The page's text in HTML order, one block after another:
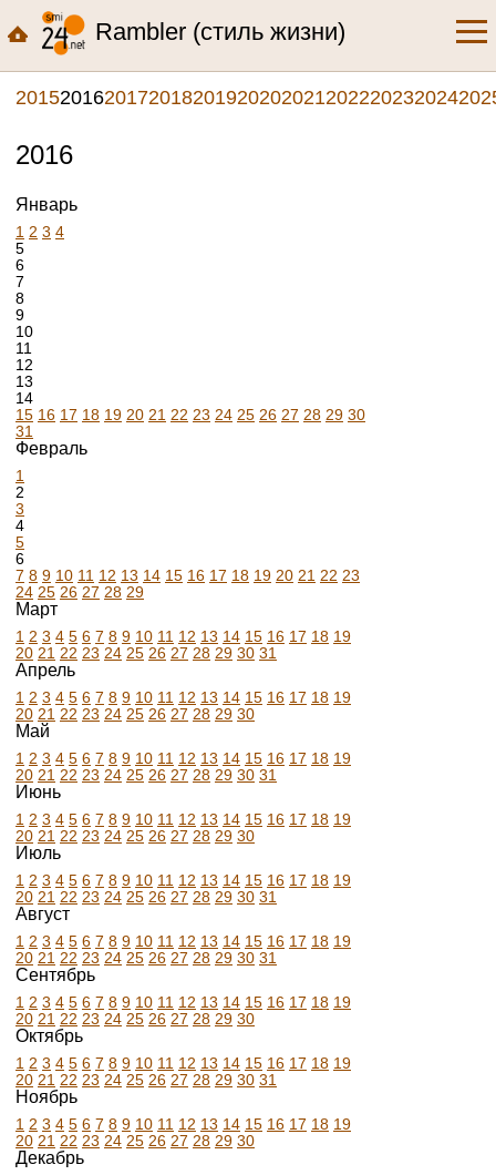
Rambler (стиль жизни)
2015201620172018201920202021202220232024
2016
Январь
1 2 3 4
5
6
7
8
9
10
11
12
13
14
15 16 17 18 19 20 21 22 23 24 25 26 27 28 29 30
31
Февраль
1
2
3
4
5
6
7 8 9 10 11 12 13 14 15 16 17 18 19 20 21 22 23
24 25 26 27 28 29
Март
1 2 3 4 5 6 7 8 9 10 11 12 13 14 15 16 17 18 19
20 21 22 23 24 25 26 27 28 29 30 31
Апрель
1 2 3 4 5 6 7 8 9 10 11 12 13 14 15 16 17 18 19
20 21 22 23 24 25 26 27 28 29 30
Май
1 2 3 4 5 6 7 8 9 10 11 12 13 14 15 16 17 18 19
20 21 22 23 24 25 26 27 28 29 30 31
Июнь
1 2 3 4 5 6 7 8 9 10 11 12 13 14 15 16 17 18 19
20 21 22 23 24 25 26 27 28 29 30
Июль
1 2 3 4 5 6 7 8 9 10 11 12 13 14 15 16 17 18 19
20 21 22 23 24 25 26 27 28 29 30 31
Август
1 2 3 4 5 6 7 8 9 10 11 12 13 14 15 16 17 18 19
20 21 22 23 24 25 26 27 28 29 30 31
Сентябрь
1 2 3 4 5 6 7 8 9 10 11 12 13 14 15 16 17 18 19
20 21 22 23 24 25 26 27 28 29 30
Октябрь
1 2 3 4 5 6 7 8 9 10 11 12 13 14 15 16 17 18 19
20 21 22 23 24 25 26 27 28 29 30 31
Ноябрь
1 2 3 4 5 6 7 8 9 10 11 12 13 14 15 16 17 18 19
20 21 22 23 24 25 26 27 28 29 30
Декабрь